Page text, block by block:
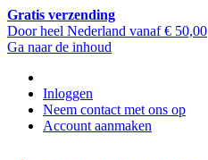
Gratis verzending
Door heel Nederland vanaf € 50,00
Ga naar de inhoud
Inloggen
Neem contact met ons op
Account aanmaken